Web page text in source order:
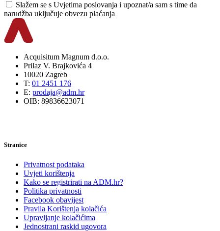
Slažem se s Uvjetima poslovanja i upoznat/a sam s time da
narudžba uključuje obvezu plaćanja
Acquisitum Magnum d.o.o.
Prilaz V. Brajkovića 4
10020 Zagreb
T: 01 2451 176
E: prodaja@adm.hr
OIB: 89836623071
Stranice
Privatnost podataka
Uvjeti korištenja
Kako se registrirati na ADM.hr?
Politika privatnosti
Facebook obavijest
Pravila Korištenja kolačića
Upravljanje kolačićima
Jednostrani raskid ugovora